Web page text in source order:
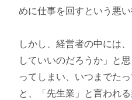
めに仕事を回すという悪い
しかし、経営者の中には
していいのだろうか」と
ってしまい、いつまでた
と、「先生業」と言われ